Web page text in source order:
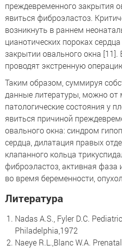
преждевременного закрытия
явиться фиброэластоз.
возникнуть в раннем
цианотических пороках
закрытии овального окна [11].
проводят экстренную
Таким образом, суммируя
данные литературы, можно от
патологические состояния у
явиться причиной
овального окна: синдром
сердца, дилатация правых
клапанного кольца
фиброэластоз, активная фаза
во время беременности,
Литература
Nadas A.S., Fyler D.C.
Philadelphia,1972
Naeye R.L.,Blanc W.A.